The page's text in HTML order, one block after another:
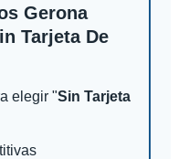
Gerona
Tarjeta De
elegir "Sin Tarjeta